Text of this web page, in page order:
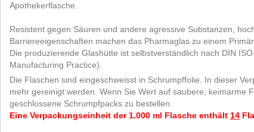
Apothekerflasche.
Resistent gegen Säuren und andere agressive Substanzen,
Barriereeigenschaften machen das Pharmaglas zu einem
Die produzierende Glashütte ist selbstverständlich nach DIN
Manufacturing Practice).
Die Flaschen sind eingeschweisst in Schrumpffolie. In dieser
mehr gereinigt werden. Wenn Sie Wert auf saubere, keimarme
geschlossene Schrumpfpacks zu bestellen.
Eine Verpackungseinheit der 1.000 ml Flasche enthält 14